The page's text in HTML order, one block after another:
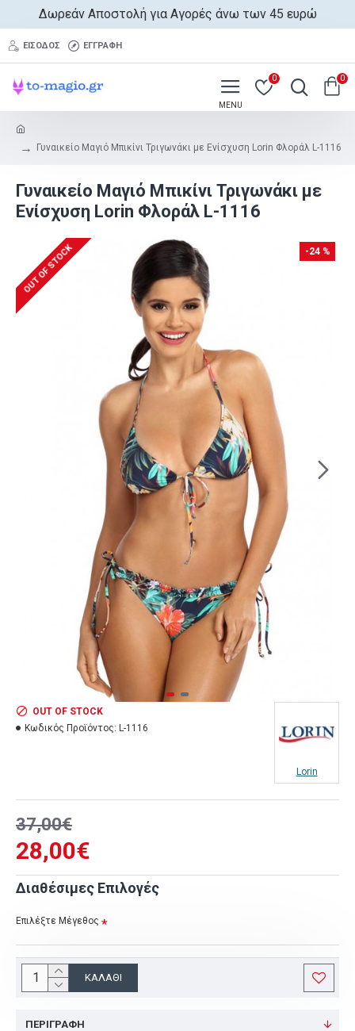
Δωρεάν Αποστολή για Αγορές άνω των 45 ευρώ
ΕΊΣΟΔΟΣ ΕΓΓΡΑΦΉ
0 0
Γυναικείο Μαγιό Μπικίνι Τριγωνάκι με Ενίσχυση Lorin Φλοράλ L-1116
Γυναικείο Μαγιό Μπικίνι Τριγωνάκι με
Ενίσχυση Lorin Φλοράλ L-1116
-24 %
OUT OF STOCK
28,00€
37,00€
OUT OF STOCK
Κωδικός Προϊόντος: L-1116
Lorin
Διαθέσιμες Επιλογές
Επιλέξτε Μέγεθος
ΚΑΛΆΘΙ
ΠΕΡΙΓΡΑΦΉ